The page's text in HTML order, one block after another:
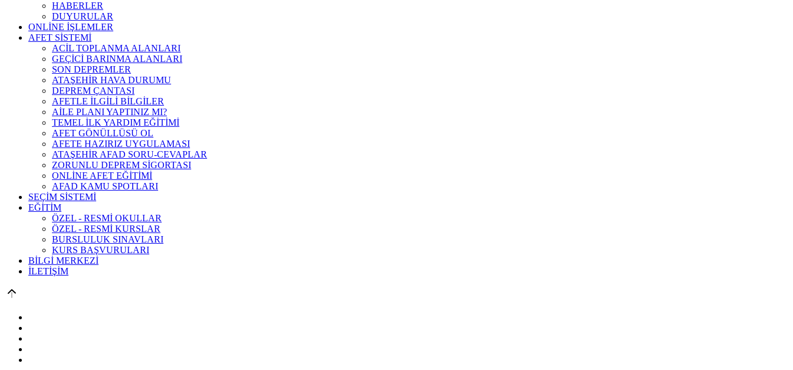
HABERLER
DUYURULAR
ONLİNE İŞLEMLER
AFET SİSTEMİ
ACİL TOPLANMA ALANLARI
GEÇİCİ BARINMA ALANLARI
SON DEPREMLER
ATAŞEHİR HAVA DURUMU
DEPREM ÇANTASI
AFETLE İLGİLİ BİLGİLER
AİLE PLANI YAPTINIZ MI?
TEMEL İLK YARDIM EĞİTİMİ
AFET GÖNÜLLÜSÜ OL
AFETE HAZIRIZ UYGULAMASI
ATAŞEHİR AFAD SORU-CEVAPLAR
ZORUNLU DEPREM SİGORTASI
ONLİNE AFET EĞİTİMİ
AFAD KAMU SPOTLARI
SEÇİM SİSTEMİ
EĞİTİM
ÖZEL - RESMİ OKULLAR
ÖZEL - RESMİ KURSLAR
BURSLULUK SINAVLARI
KURS BAŞVURULARI
BİLGİ MERKEZİ
İLETİŞİM